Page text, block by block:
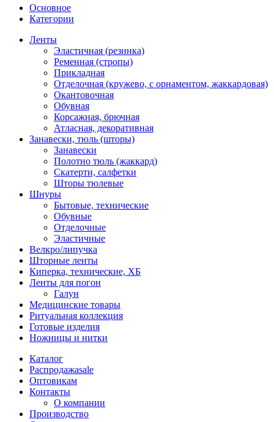
Основное
Категории
Ленты
Эластичная (резинка)
Ременная (стропы)
Прикладная
Отделочная (кружево, с орнаментом, жаккардовая)
Окантовочная
Обувная
Корсажная, брючная
Атласная, декоративная
Занавески, тюль (шторы)
Занавески
Полотно тюль (жаккард)
Скатерти, салфетки
Шторы тюлевые
Шнуры
Бытовые, технические
Обувные
Отделочные
Эластичные
Велкро/липучка
Шторные ленты
Киперка, технические, ХБ
Ленты для погон
Галун
Медицинские товары
Ритуальная коллекция
Готовые изделия
Ножницы и нитки
Каталог
Распродажаsale
Оптовикам
Контакты
О компании
Производство